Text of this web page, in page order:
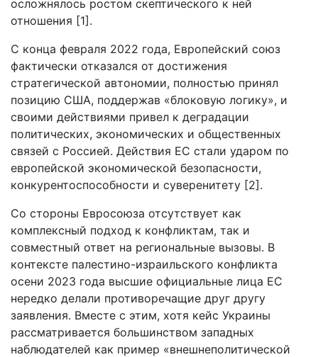
осложнялось ростом скептического к ней
отношения [1].
С конца февраля 2022 года, Европейский союз
фактически отказался от достижения
стратегической автономии, полностью принял
позицию США, поддержав «блоковую логику», и
своими действиями привел к деградации
политических, экономических и общественных
связей с Россией. Действия ЕС стали ударом по
европейской экономической безопасности,
конкурентоспособности и суверенитету [2].
Со стороны Евросоюза отсутствует как
комплексный подход к конфликтам, так и
совместный ответ на региональные вызовы. В
контексте палестино-израильского конфликта
осени 2023 года высшие официальные лица ЕС
нередко делали противоречащие друг другу
заявления. Вместе с этим, хотя кейс Украины
рассматривается большинством западных
наблюдателей как пример «внешнеполитической